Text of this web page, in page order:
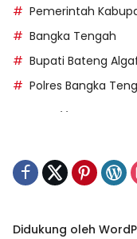
Pemerintah
Bangka Tengah
Bupati Bateng
Polres Bangka
https://
Didukung oleh